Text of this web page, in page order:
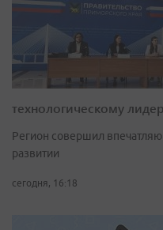
технологическому
Регион совершил
развитии
сегодня, 16:18